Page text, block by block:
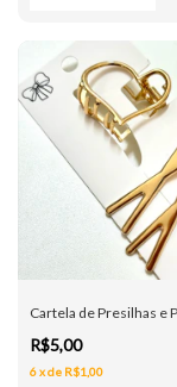
Cartela de Presilhas e
R$5,00
6xde R$1,00